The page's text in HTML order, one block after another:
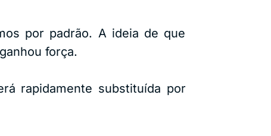
por padrão. A ideia de que
força.
rapidamente substituída por